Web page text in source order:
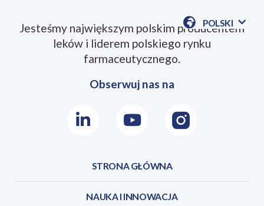
POLSKI
POKAŻ
Jesteśmy największym polskim producentem
leków i liderem polskiego rynku
farmaceutycznego.
Obserwuj nas na
LinkedInYoutubeInstagram
STRONA GŁÓWNA
NAUKA I INNOWACJA